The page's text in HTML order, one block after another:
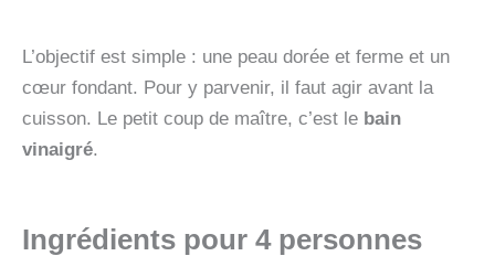
L’objectif est simple : une peau dorée et ferme et un
cœur fondant. Pour y parvenir, il faut agir avant la
cuisson. Le petit coup de maître, c’est le bain
vinaigré.
Ingrédients pour 4 personnes